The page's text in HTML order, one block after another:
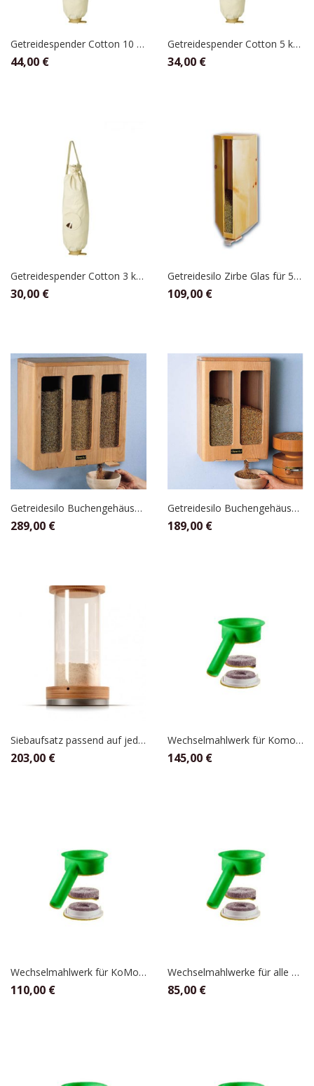
Getreidespender Cotton 10 kg Sack
44,00 €
Getreidespender Cotton 5 kg Sack
34,00 €
Getreidespender Cotton 3 kg Sack
30,00 €
Getreidesilo Zirbe Glas für 5kg, Waldner
109,00 €
Getreidesilo Buchengehäuse, Glas für 3x5kg, Hawos
289,00 €
Getreidesilo Buchengehäuse, Glas für 2x5kg, Hawos
189,00 €
Siebaufsatz passend auf jede Komo Getreidemühle für fein,mittel, und grob
203,00 €
Wechselmahlwerk für Komo 600 Watt Mühlen
145,00 €
Wechselmahlwerk für KoMo 360 Watt Mühlen
110,00 €
Wechselmahlwerke für alle KoMo Mühlen die ab Sommer 2011 geliefert wurden für 250 Watt
85,00 €